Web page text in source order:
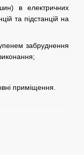
в електричних
та підстанцій на
забруднення
приміщення.